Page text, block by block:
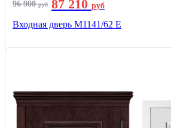
96 900руб 87 210 руб
Входная дверь М1141/62 Е